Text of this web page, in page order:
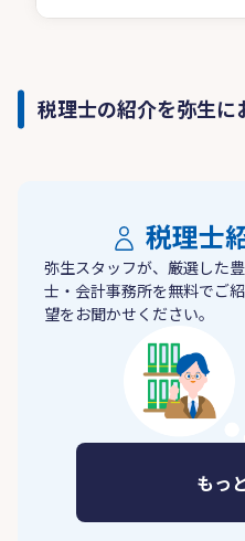
税理士の紹介を弥生に
税理士
弥生スタッフが、厳選した
士・会計事務所を無料でご
望をお聞かせください。
もっ